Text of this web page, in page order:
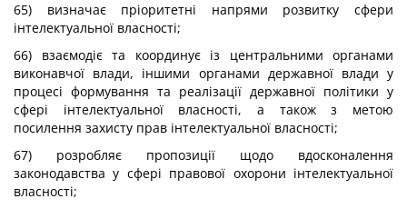
65) визначає пріоритетні напрями розвитку сфери
інтелектуальної власності;
66) взаємодіє та координує із центральними органами
виконавчої влади, іншими органами державної влади у
процесі формування та реалізації державної політики у
сфері інтелектуальної власності, а також з метою
посилення захисту прав інтелектуальної власності;
67) розробляє пропозиції щодо вдосконалення
законодавства у сфері правової охорони інтелектуальної
власності;